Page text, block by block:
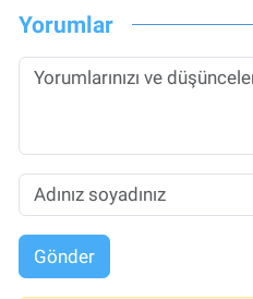
Yorumlar
Gönder